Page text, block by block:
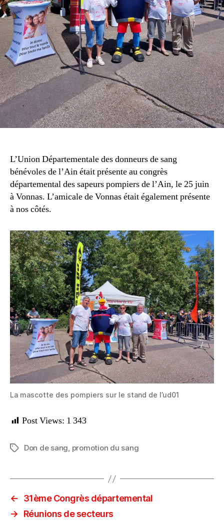
L’Union Départementale des donneurs de sang
bénévoles de l’Ain était présente au congrès
départemental des sapeurs pompiers de l’Ain, le 25 juin
à Vonnas. L’amicale de Vonnas était également présente
à nos côtés.
La mascotte des pompiers sur le stand de l’ud01
Post Views: 1 343
Étiquettes
Don de sang, promotion du sang
←
31ème Congrès départemental
→
Réunions de secteurs